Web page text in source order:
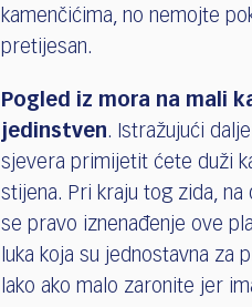
kamenčićima, no nemojte
pretijesan.
Pogled iz mora na mali
jedinstven. Istražujući
sjevera primijetit ćete duži
stijena. Pri kraju tog zida, na
se pravo iznenađenje ove
luka koja su jednostavna za
lako ako malo zaronite jer